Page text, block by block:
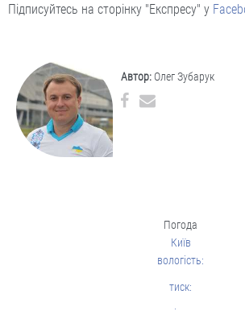
Підписуйтесь на сторінку "Експресу" у
Автор: Олег Зубарук
Погода
Київ
вологість:
тиск: